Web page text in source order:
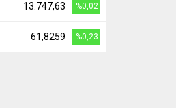
13.747,63 %0,02
61,8259 %0,23